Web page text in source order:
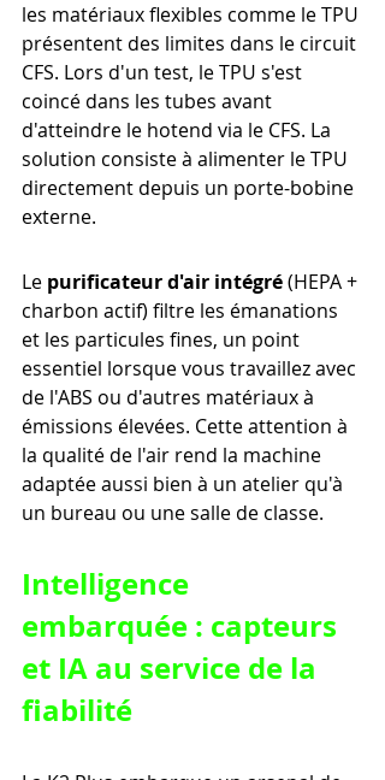
les matériaux flexibles comme le TPU
présentent des limites dans le circuit
CFS. Lors d'un test, le TPU s'est
coincé dans les tubes avant
d'atteindre le hotend via le CFS. La
solution consiste à alimenter le TPU
directement depuis un porte-bobine
externe.
Le purificateur d'air intégré (HEPA +
charbon actif) filtre les émanations
et les particules fines, un point
essentiel lorsque vous travaillez avec
de l'ABS ou d'autres matériaux à
émissions élevées. Cette attention à
la qualité de l'air rend la machine
adaptée aussi bien à un atelier qu'à
un bureau ou une salle de classe.
Intelligence
embarquée : capteurs
et IA au service de la
fiabilité